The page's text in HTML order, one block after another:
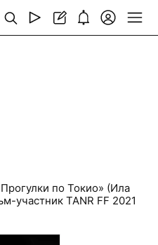
по Токио» (Ила
участник TANR FF 2021